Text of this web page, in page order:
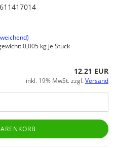
0,005 kg je Stück
12,21 EUR
inkl. 19% MwSt. zzgl.Versand